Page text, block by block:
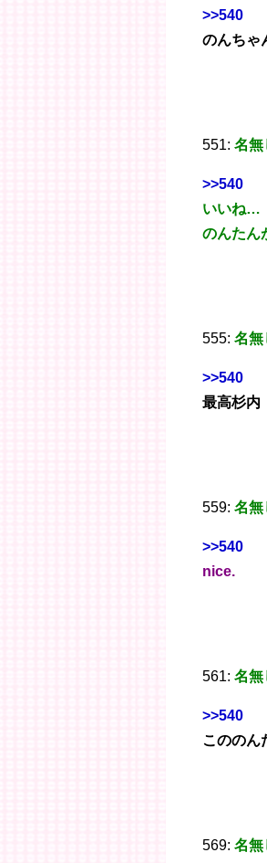
>>540
のんちゃ
551: 名無
>>540
いいね…
のんたん
555: 名無
>>540
最高杉内
559: 名無
>>540
nice.
561: 名無
>>540
こののん
569: 名無